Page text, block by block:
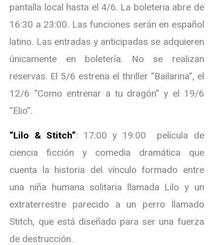
pantalla local hasta el 4/6. La boleteria abre de
16:30 a 23:00. Las funciones serán en español
latino. Las entradas y anticipadas se adquieren
únicamente en boletería. No se realizan
reservas. El 5/6 estrena el thriller “Bailarina”, el
12/6 “Como entrenar a tu dragón” y el 19/6
“Elio”.
“Lilo & Stitch”: 17:00 y 19:00 película de
ciencia ficción y comedia dramática que
cuenta la historia del vínculo formado entre
una niña humana solitaria llamada Lilo y un
extraterrestre parecido a un perro llamado
Stitch, que está diseñado para ser una fuerza
de destrucción.